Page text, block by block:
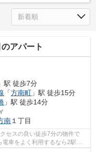
アパート
」駅 徒歩7分
「方南町 」駅 徒歩15分
」駅 徒歩14分
南１丁目
セスの良い徒歩7分の物件で
車をよく利用するなら2駅利